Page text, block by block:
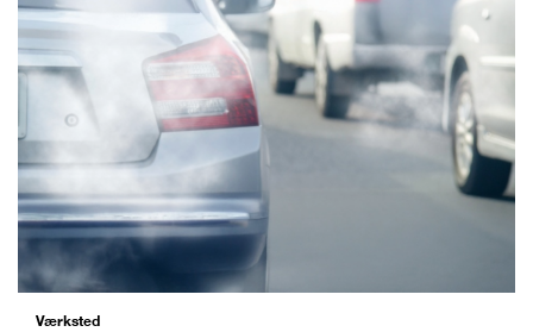
Værksted